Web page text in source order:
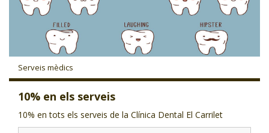
CJ LOCAL
T'INTERESSA #SOMJOVES
Serveis mèdics
10% en els serveis
10% en tots els serveis de la Clínica Dental El Carrilet